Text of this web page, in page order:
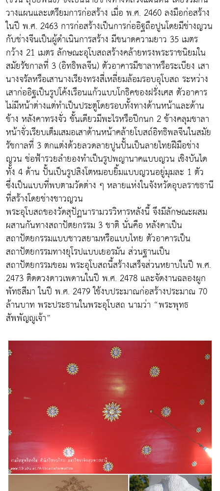
วางแผนและเตรียมการก่อสร้าง เมื่อ พ.ศ. 2460 ลงมือก่อสร้าง
ในปี พ.ศ. 2463 การก่อสร้างเป็นการก่ออิฐถือปูนโดยมีช่างญวน
กับช่างจีนเป็นผู้ดำเนินการสร้าง มีขนาดความยาว 35 เมตร
กว้าง 21 เมตร ลักษณะอุโบสถสร้างคล้ายทรงพระราชนิยมใน
สมัยรัชกาลที่ 3 (อิทธิพลจีน) ตัวอาคารมีชาลาหรือระเบียง เสา
นางจรัลหรือเสานางเรียงทรงสี่เหลี่ยมล้อมรอบอุโบสถ ระหว่าง
เสาก่ออิฐเป็นรูปโค้งเรือนแก้วแบบโกธิคของฝรั่งเศส ตัวอาคาร
ไม่มีหน้าต่างแต่ทำเป็นประตูโดยรอบทั้งทางด้านหน้าและด้าน
ข้าง หลังคาทรงจั่ว ชั้นเดียวมีพะไรหรือปีกนก 2 ข้างคลุมชาลา
หน้าจั่วเรียบเต็มเสมอเสาด้านหน้าคล้ายโบสถ์อิทธิพลจีนในสมัย
รัชกาลที่ 3 ตกแต่งด้วยลวดลายปูนปั้นเป็นลายไทยฝีมือช่าง
ญวน ช่อฟ้ารวยลำยองทำเป็นรูปพญานาคแบบญวน เชิงบันได
ทั้ง 4 ด้าน ปั้นเป็นรูปสิงโตหมอบยิ้มแบบญวนอยู่มุมละ 1 ตัว
ซึ่งเป็นแบบที่พบตามวัดต่าง ๆ หลายแห่งในจังหวัดอุบลราชธานี
ที่สร้างโดยช่างชาวญวน
พระอุโบสถของวัดสุปัฏนารามวรวิหารหลังนี้ จึงมีลักษณะผสม
ผสานกันทางสถาปัตยกรรม 3 ชาติ นั่นคือ หลังคาเป็น
สถาปัตยกรรมแบบชาวสยามหรือแบบไทย ตัวอาคารเป็น
สถาปัตยกรรมทางยุโรปแบบเยอรมัน ส่วนฐานเป็น
สถาปัตยกรรมขอม พระอุโบสถนี้สร้างเสร็จส่วนหยาบในปี พ.ศ.
2473 ติดดวงดาวเพดานในปี พ.ศ. 2478 และจัดงานฉลองผูก
พัทธสีมา ในปี พ.ศ.​ 2479 ใช้งบประมาณก่อสร้างประมาณ 70
ล้านบาท พระประธานในพระอุโบสถ นามว่า “พระพุทธ
สัพพัญญูเจ้า”